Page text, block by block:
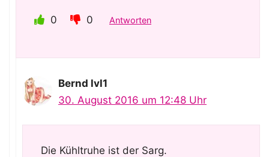
0 0 Antworten
Bernd lvl1
30. August 2016 um 12:48 Uhr
Die Kühltruhe ist der Sarg.